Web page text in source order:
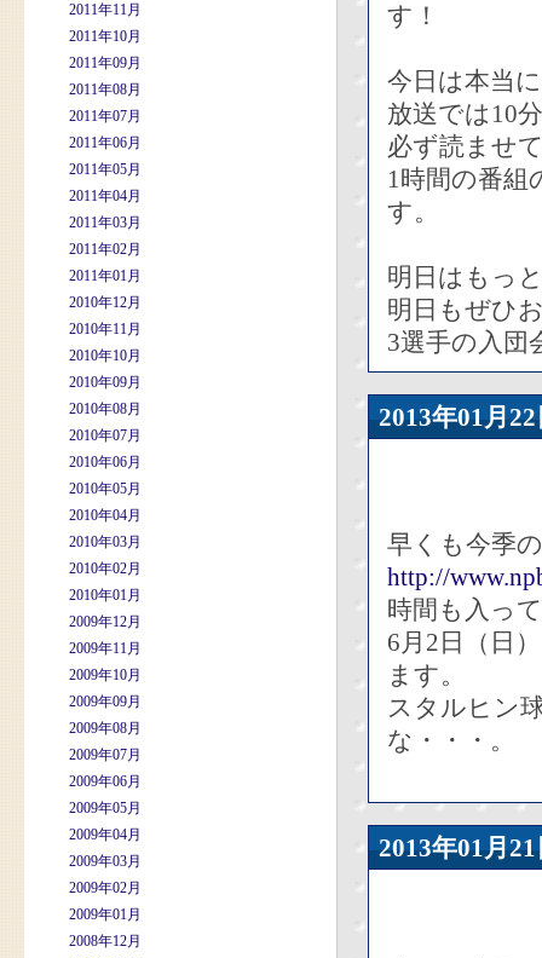
2011年11月
2011年10月
2011年09月
2011年08月
2011年07月
2011年06月
2011年05月
2011年04月
2011年03月
2011年02月
2011年01月
2010年12月
2010年11月
2010年10月
2010年09月
2010年08月
2010年07月
2010年06月
2010年05月
2010年04月
2010年03月
2010年02月
2010年01月
2009年12月
2009年11月
2009年10月
2009年09月
2009年08月
2009年07月
2009年06月
2009年05月
2009年04月
2009年03月
2009年02月
2009年01月
2008年12月
す！
今日は本当
放送では10
必ず読ませ
1時間の番
す。
明日はもっ
明日もぜひ
3選手の入団
2013年01
早くも今季
http://
時間も入っ
6月2日（日
ます。
スタルヒン
な・・・。
2013年01